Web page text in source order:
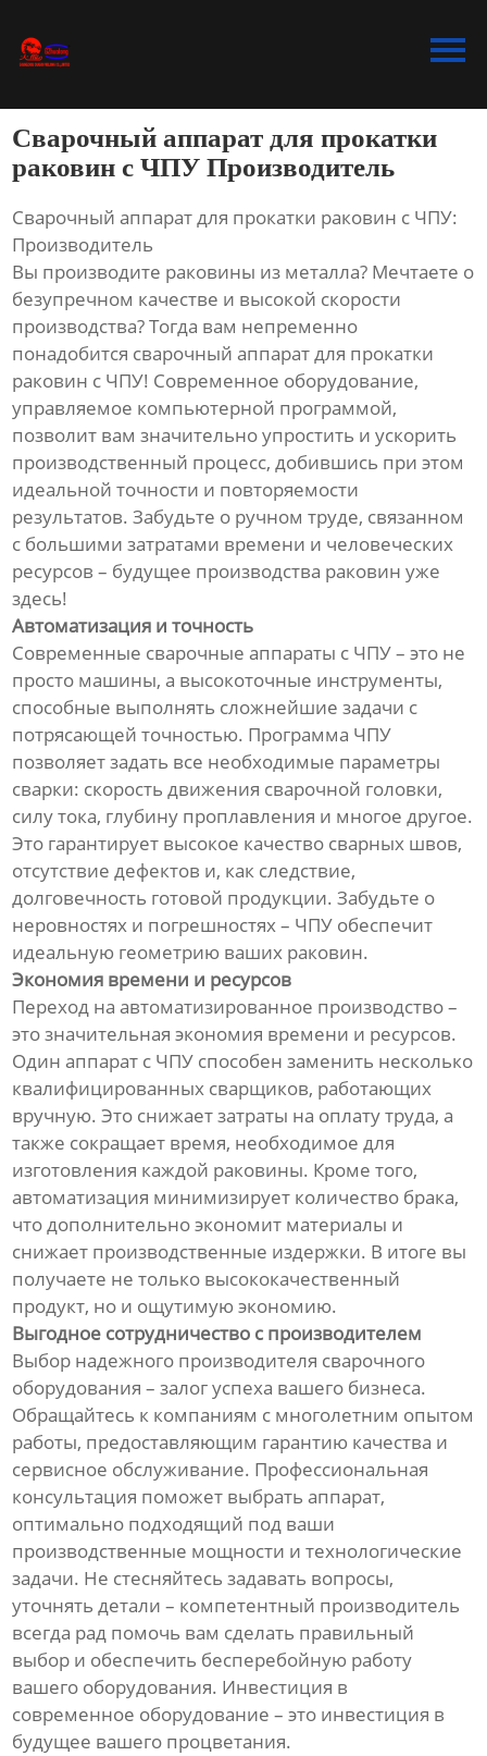
Bидео
О Hас
Контакты
Сварочный аппарат для прокатки
раковин с ЧПУ Производитель
Сварочный аппарат для прокатки раковин с ЧПУ:
Производитель
Вы производите раковины из металла? Мечтаете о
безупречном качестве и высокой скорости
производства? Тогда вам непременно
понадобится сварочный аппарат для прокатки
раковин с ЧПУ! Современное оборудование,
управляемое компьютерной программой,
позволит вам значительно упростить и ускорить
производственный процесс, добившись при этом
идеальной точности и повторяемости
результатов. Забудьте о ручном труде, связанном
с большими затратами времени и человеческих
ресурсов – будущее производства раковин уже
здесь!
Автоматизация и точность
Современные сварочные аппараты с ЧПУ – это не
просто машины, а высокоточные инструменты,
способные выполнять сложнейшие задачи с
потрясающей точностью. Программа ЧПУ
позволяет задать все необходимые параметры
сварки: скорость движения сварочной головки,
силу тока, глубину проплавления и многое другое.
Это гарантирует высокое качество сварных швов,
отсутствие дефектов и, как следствие,
долговечность готовой продукции. Забудьте о
неровностях и погрешностях – ЧПУ обеспечит
идеальную геометрию ваших раковин.
Экономия времени и ресурсов
Переход на автоматизированное производство –
это значительная экономия времени и ресурсов.
Один аппарат с ЧПУ способен заменить несколько
квалифицированных сварщиков, работающих
вручную. Это снижает затраты на оплату труда, а
также сокращает время, необходимое для
изготовления каждой раковины. Кроме того,
автоматизация минимизирует количество брака,
что дополнительно экономит материалы и
снижает производственные издержки. В итоге вы
получаете не только высококачественный
продукт, но и ощутимую экономию.
Выгодное сотрудничество с производителем
Выбор надежного производителя сварочного
оборудования – залог успеха вашего бизнеса.
Обращайтесь к компаниям с многолетним опытом
работы, предоставляющим гарантию качества и
сервисное обслуживание. Профессиональная
консультация поможет выбрать аппарат,
оптимально подходящий под ваши
производственные мощности и технологические
задачи. Не стесняйтесь задавать вопросы,
уточнять детали – компетентный производитель
всегда рад помочь вам сделать правильный
выбор и обеспечить бесперебойную работу
вашего оборудования. Инвестиция в
современное оборудование – это инвестиция в
будущее вашего процветания.